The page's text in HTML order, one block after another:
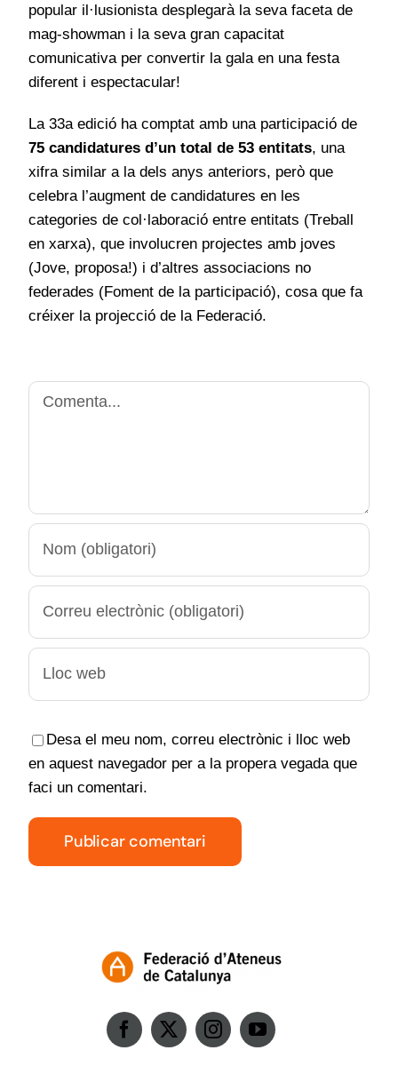
popular il·lusionista desplegarà la seva faceta de
mag-showman i la seva gran capacitat
comunicativa per convertir la gala en una festa
diferent i espectacular!
La 33a edició ha comptat amb una participació de
75 candidatures d’un total de 53 entitats, una
xifra similar a la dels anys anteriors, però que
celebra l’augment de candidatures en les
categories de col·laboració entre entitats (Treball
en xarxa), que involucren projectes amb joves
(Jove, proposa!) i d’altres associacions no
federades (Foment de la participació), cosa que fa
créixer la projecció de la Federació.
Comment
Desa el meu nom, correu electrònic i lloc web
en aquest navegador per a la propera vegada que
faci un comentari.